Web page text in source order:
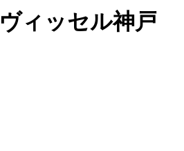
ヴィッセル神戸